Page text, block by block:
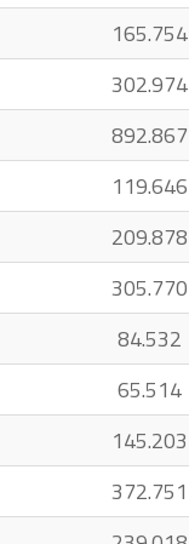
165.754
302.974
892.867
119.646
209.878
305.770
84.532
65.514
145.203
372.751